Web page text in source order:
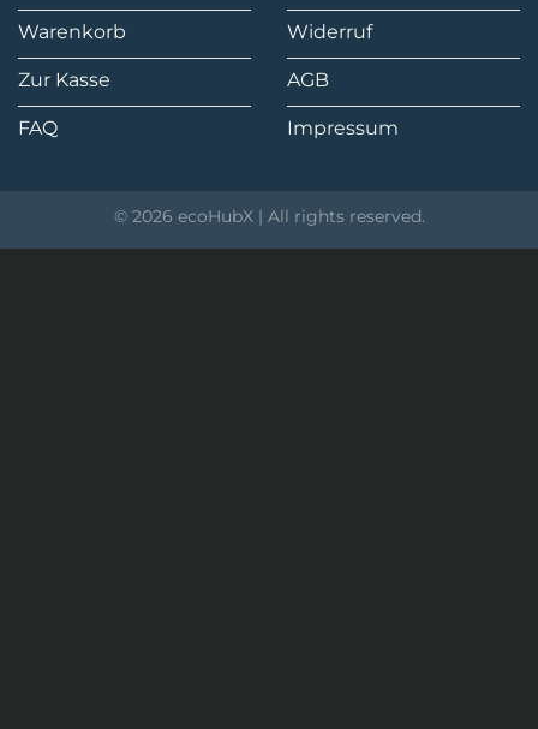
Warenkorb
Zur Kasse
FAQ
Widerruf
AGB
Impressum
© 2026 ecoHubX | All rights reserved.